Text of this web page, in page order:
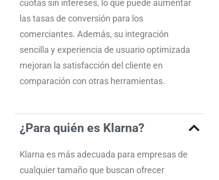
cuotas sin intereses, lo que puede aumentar
las tasas de conversión para los
comerciantes. Además, su integración
sencilla y experiencia de usuario optimizada
mejoran la satisfacción del cliente en
comparación con otras herramientas.
¿Para quién es Klarna?
Klarna es más adecuada para empresas de
cualquier tamaño que buscan ofrecer